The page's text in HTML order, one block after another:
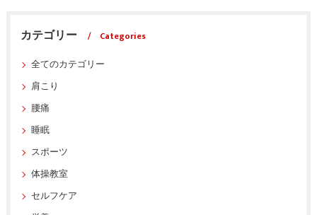
カテゴリー
Categories
全てのカテゴリー
肩こり
腰痛
睡眠
スポーツ
体操教室
セルフケア